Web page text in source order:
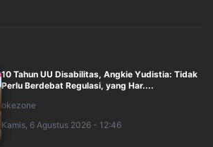
10 Tahun UU Disabilitas, Angkie Yudistia: Tidak
Perlu Berdebat Regulasi, yang Har....
okezone
Kamis, 6 Agustus 2026 - 12:46